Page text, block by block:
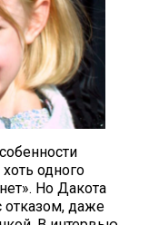
одного
Но Дакота
отказом, даже